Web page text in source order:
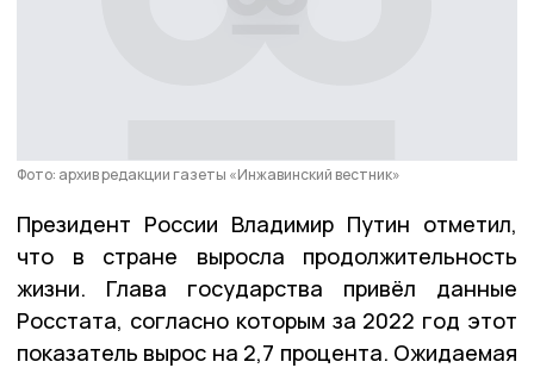
Фото: архив редакции газеты «Инжавинский вестник»
Президент России Владимир Путин отметил,
что в стране выросла продолжительность
жизни. Глава государства привёл данные
Росстата, согласно которым за 2022 год этот
показатель вырос на 2,7 процента. Ожидаемая